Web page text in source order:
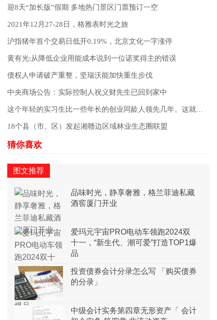
迎8天“加长版”假期 多地热门景区门票预订一空
2021年12月27-28日，格雅表时光之旅
沪指猪年首个交易日低开0.19%，北京文化一字涨停
黄有光:从降低企业用能成本说到一位诺奖得主的错误
债权人申请破产重整，坚瑞沃能加快重生步伐
中央商场公告：实际控制人祝义财先生已回到家中
这个年轻的实习生比一些年长的创业同龄人领先几年。这就是原因。
18个县（市、区）发起湘赣边区域林业生态圈联盟
图文推荐
品味时光，静享奢雅，格兰菲迪私藏
酒窖厦门开业
爱玛元宇宙PRO电动车领跑2024双
十一，“新生代、潮可爱”打造TOP1爆
品
投资债券会计分录怎么写 「购买债券
的分录」
中级会计实务第四章无形资产「 会计